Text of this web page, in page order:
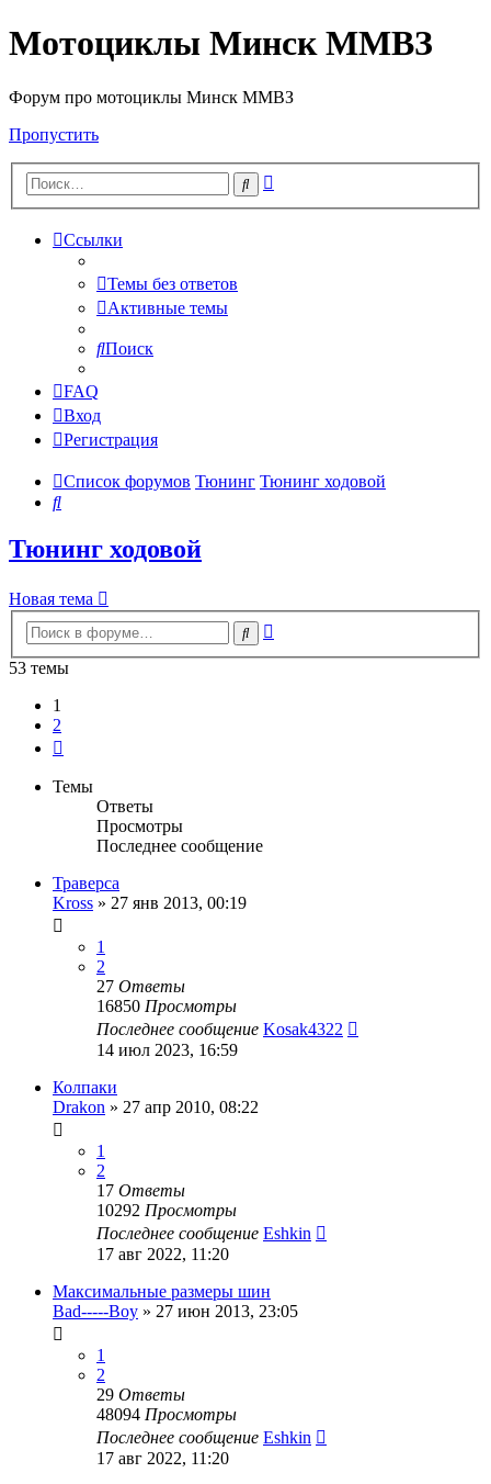
Мотоциклы Минск ММВЗ
Форум про мотоциклы Минск ММВЗ
Пропустить
Поиск
Ссылки
Темы без ответов
Активные темы
Поиск
FAQ
Вход
Регистрация
Список форумов Тюнинг Тюнинг ходовой
Поиск
Тюнинг ходовой
Новая тема
Поиск
53 темы
1
2
Темы
Ответы
Просмотры
Последнее сообщение
Траверса
Kross » 27 янв 2013, 00:19
1
2
27 Ответы
16850 Просмотры
Последнее сообщение Kosak4322
14 июл 2023, 16:59
Колпаки
Drakon » 27 апр 2010, 08:22
1
2
17 Ответы
10292 Просмотры
Последнее сообщение Eshkin
17 авг 2022, 11:20
Максимальные размеры шин
Bad-----Boy » 27 июн 2013, 23:05
1
2
29 Ответы
48094 Просмотры
Последнее сообщение Eshkin
17 авг 2022, 11:20